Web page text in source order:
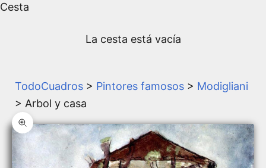
Cesta
La cesta está vacía
TodoCuadros > Pintores famosos > Modigliani
> Arbol y casa
Zoom